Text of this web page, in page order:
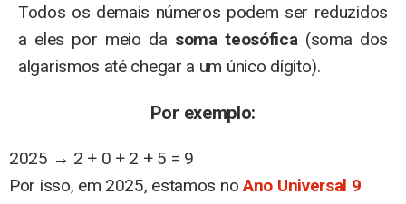
Todos os demais números podem ser reduzidos
a eles por meio da soma teosófica(soma dos
algarismos até chegar a um único dígito).
Por exemplo:
2025 → 2 + 0 + 2 + 5 = 9
Por isso, em 2025, estamos noAno Universal 9